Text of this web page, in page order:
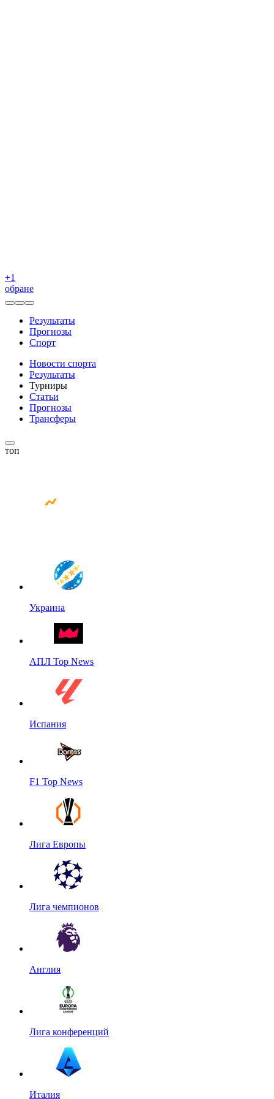
+1
обране
Результаты
Прогнозы
Спорт
Новости спорта
Результаты
Турниры
Статьи
Прогнозы
Трансферы
топ
Украина
АПЛ Top News
Испания
F1 Top News
Лига Европы
Лига чемпионов
Англия
Лига конференций
Италия